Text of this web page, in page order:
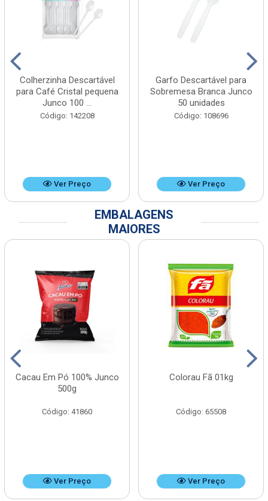
Colherzinha Descartável
para Café Cristal pequena
Junco 100 ...
Código: 142208
Ver Preço
Garfo Descartável para
Sobremesa Branca Junco
50 unidades
Código: 108696
Ver Preço
EMBALAGENS
MAIORES
Cacau Em Pó 100% Junco
500g
Código: 41860
Ver Preço
Colorau Fã 01kg
Código: 65508
Ver Preço